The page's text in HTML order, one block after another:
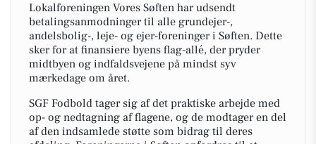
Lokalforeningen Vores Søften har udsendt
betalingsanmodninger til alle grundejer-,
andelsbolig-, leje- og ejer-foreninger i Søften. Dette
sker for at finansiere byens flag-allé, der pryder
midtbyen og indfaldsvejene på mindst syv
mærkedage om året.
SGF Fodbold tager sig af det praktiske arbejde med
op- og nedtagning af flagene, og de modtager en del
af den indsamlede støtte som bidrag til deres